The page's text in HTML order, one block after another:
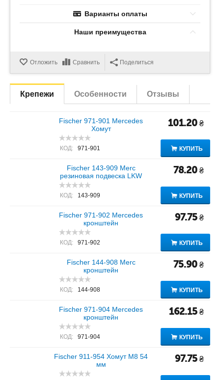
Варианты оплаты
Наши преимущества
Отложить Сравнить Поделиться
Крепежи Особенности Отзывы
Fischer 971-901 Mercedes
Хомут
КОД: 971-901
101.20 ₴
КУПИТЬ
Fischer 143-909 Merc
резиновая подвеска LKW
КОД: 143-909
78.20 ₴
КУПИТЬ
Fischer 971-902 Mercedes
кронштейн
КОД: 971-902
97.75 ₴
КУПИТЬ
Fischer 144-908 Merc
кронштейн
КОД: 144-908
75.90 ₴
КУПИТЬ
Fischer 971-904 Mercedes
кронштейн
КОД: 971-904
162.15 ₴
КУПИТЬ
Fischer 911-954 Хомут M8 54
мм
97.75 ₴